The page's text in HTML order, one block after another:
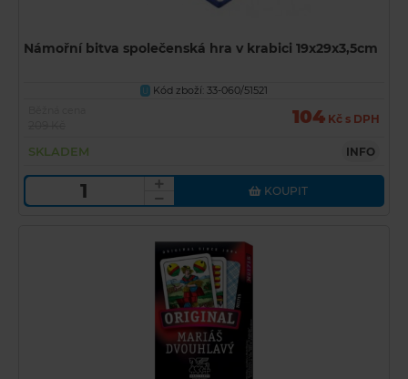
Námořní bitva společenská hra v krabici 19x29x3,5cm
U
Kód zboží: 33-060/51521
104 Kč s DPH
SKLADEM INFO
KOUPIT